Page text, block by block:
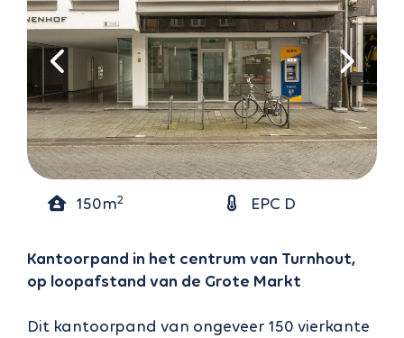
150m2 EPC D
Kantoorpand in het centrum van Turnhout,
op loopafstand van de Grote Markt
Dit kantoorpand van ongeveer 150 vierkante